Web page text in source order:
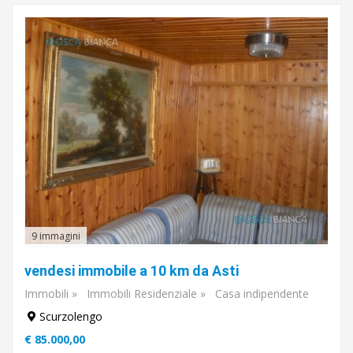
€
A
€
Sottocategoria
Vendita
affitto
Tipo
di
9 immagini
vendesi immobile a 10 km da Asti
Immobili » Immobili Residenziale »
Casa indipendente
Scurzolengo
€ 85.000,00